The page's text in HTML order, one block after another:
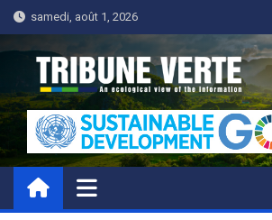
Skip
to
content
samedi, août 1, 2026
Tribune Verte
Un regard écologique de l'information